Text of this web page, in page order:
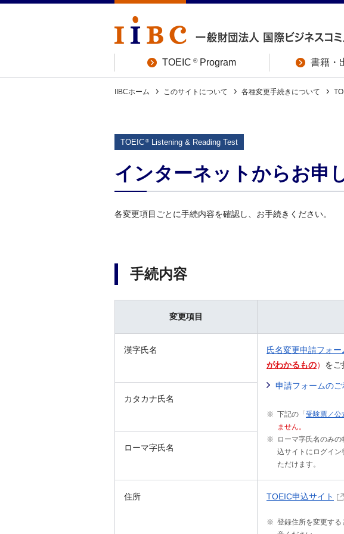
TOEIC ®Program 書籍・
IIBCホーム このサイトについて 各種変更手続きについて
TOEIC ® Listening & Reading Test
インターネットからお申
各変更項目ごとに手続内容を確認し、お手続きください。
手続内容
変更項目
漢字氏名 氏名変更申請フォー
がわかるもの） をご
申請フォームの
下記の「 受験票／公
ません。
ローマ字氏名のみ
込サイトにログイン
ただけます。
カタカナ氏名
ローマ字氏名
住所 TOEIC申込サイト
登録住所を変更す